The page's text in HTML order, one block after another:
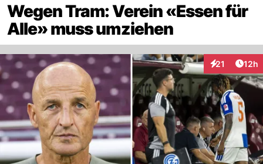
Wegen Tram: Verein «Essen für
Alle» muss umziehen
21
Interaktionen
12h